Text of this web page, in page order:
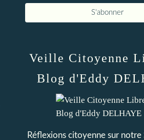
Veille Citoyenne
Blog d'Eddy
Réflexions citoyenne sur notre